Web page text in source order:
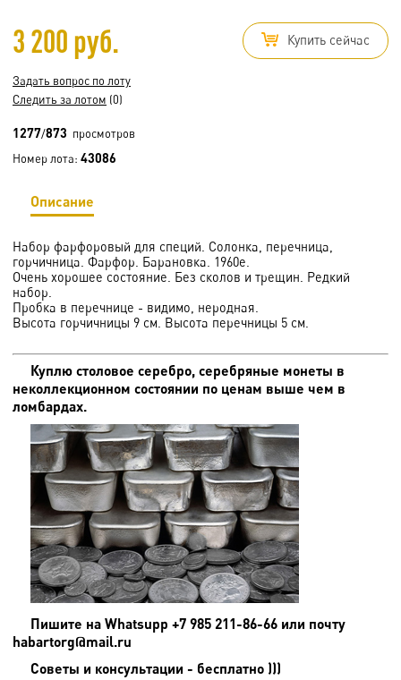
3 200 руб. Купить сейчас
Задать вопрос по лоту
Следить за лотом (0)
1277/873 просмотров
Номер лота: 43086
Описание
Набор фарфоровый для специй. Солонка, перечница,
горчичница. Фарфор. Барановка. 1960е.
Очень хорошее состояние. Без сколов и трещин. Редкий
набор.
Пробка в перечнице - видимо, неродная.
Высота горчичницы 9 см. Высота перечницы 5 см.
Куплю столовое серебро, серебряные монеты в
неколлекционном состоянии по ценам выше чем в
ломбардах.
Пишите на Whatsupp +7 985 211-86-66 или почту
habartorg@mail.ru
Советы и консультации - бесплатно )))